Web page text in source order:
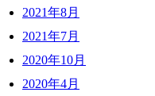
2021年8月
2021年7月
2020年10月
2020年4月